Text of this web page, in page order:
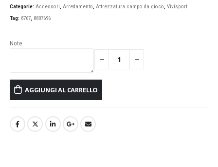
Categorie: Accessori, Arredamento, Attrezzatura campo da gioco, Vivisport
Tag: 8767, 8807696
Note
AGGIUNGI AL CARRELLO